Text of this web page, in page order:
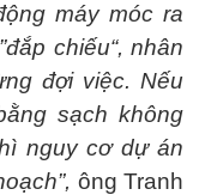
máy móc ra
chiếu“, nhân
đợi việc. Nếu
sạch không
nguy cơ dự án
ông Tranh